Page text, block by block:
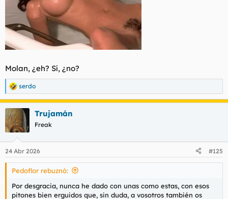
Molan, ¿eh? Sí, ¿no?
R
e
a
c
c
i
e
s
serdo
Trujamán
Freak
24 Abr 2026 #125
Pedoflor rebuznó:
Por desgracia, nunca he dado con unas como estas, con esos
pitones bien erguidos que, sin duda, a vosotros también os